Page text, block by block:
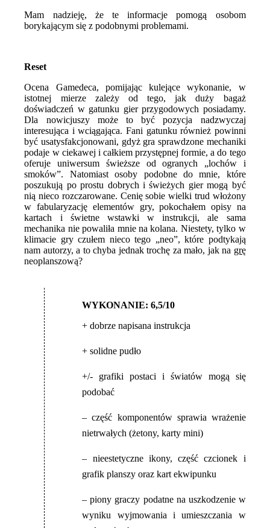
Mam nadzieję, że te informacje pomogą osobom
borykającym się z podobnymi problemami.
Reset
Ocena Gamedeca, pomijając kulejące wykonanie, w
istotnej mierze zależy od tego, jak duży bagaż
doświadczeń w gatunku gier przygodowych posiadamy.
Dla nowicjuszy może to być pozycja nadzwyczaj
interesująca i wciągająca. Fani gatunku również powinni
być usatysfakcjonowani, gdyż gra sprawdzone mechaniki
podaje w ciekawej i całkiem przystępnej formie, a do tego
oferuje uniwersum świeższe od ogranych „lochów i
smoków”. Natomiast osoby podobne do mnie, które
poszukują po prostu dobrych i świeżych gier mogą być
nią nieco rozczarowane. Cenię sobie wielki trud włożony
w fabularyzację elementów gry, pokochałem opisy na
kartach i świetne wstawki w instrukcji, ale sama
mechanika nie powaliła mnie na kolana. Niestety, tylko w
klimacie gry czułem nieco tego „neo”, które podtykają
nam autorzy, a to chyba jednak trochę za mało, jak na grę
neoplanszową?
WYKONANIE: 6,5/10
+ dobrze napisana instrukcja
+ solidne pudło
+/- grafiki postaci i światów mogą się
podobać
– część komponentów sprawia wrażenie
nietrwałych (żetony, karty mini)
– nieestetyczne ikony, część czcionek i
grafik planszy oraz kart ekwipunku
– piony graczy podatne na uszkodzenie w
wyniku wyjmowania i umieszczania w